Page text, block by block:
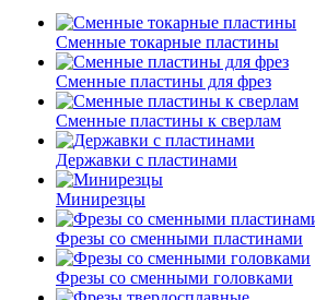
Сменные токарные пластины
Сменные пластины для фрез
Сменные пластины к сверлам
Державки с пластинами
Минирезцы
Фрезы со сменными пластинами
Фрезы со сменными головками